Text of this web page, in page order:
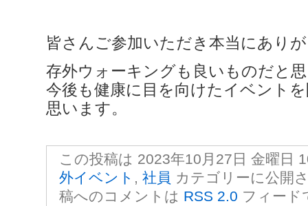
皆さんご参加いただき本当にあり
存外ウォーキングも良いものだと
今後も健康に目を向けたイベント
思います。
この投稿は 2023年10月27日 金曜日
外イベント , 社員 カテゴリーに公開
稿へのコメントは RSS 2.0 フィード